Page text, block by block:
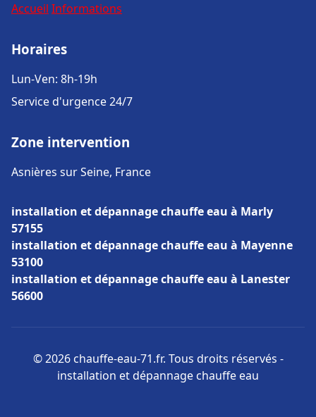
Accueil Informations
Horaires
Lun-Ven: 8h-19h
Service d'urgence 24/7
Zone intervention
Asnières sur Seine, France
installation et dépannage chauffe eau à Marly
57155
installation et dépannage chauffe eau à Mayenne
53100
installation et dépannage chauffe eau à Lanester
56600
© 2026 chauffe-eau-71.fr. Tous droits réservés -
installation et dépannage chauffe eau